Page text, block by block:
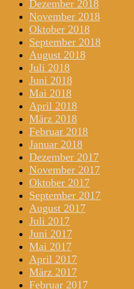
Dezember 2018
November 2018
Oktober 2018
September 2018
August 2018
Juli 2018
Juni 2018
Mai 2018
April 2018
März 2018
Februar 2018
Januar 2018
Dezember 2017
November 2017
Oktober 2017
September 2017
August 2017
Juli 2017
Juni 2017
Mai 2017
April 2017
März 2017
Februar 2017